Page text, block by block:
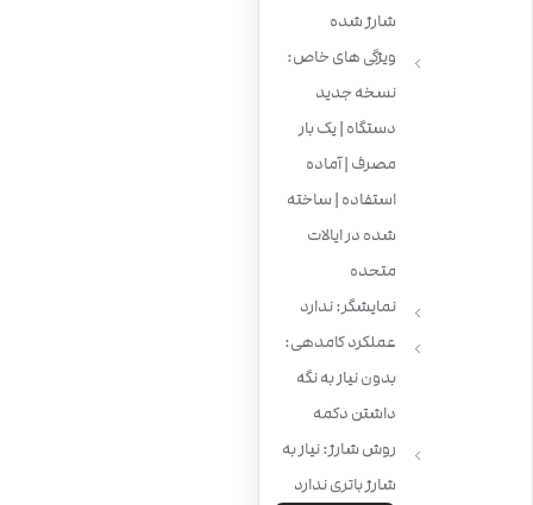
شارژ شده
ویژگی های خاص:
نسخه جدید
دستگاه | یک بار
مصرف | آماده
استفاده | ساخته
شده در ایالات
متحده
نمایشگر: ندارد
عملکرد کامدهی:
بدون نیاز به نگه
داشتن دکمه
روش شارژ: نیاز به
شارژ باتری ندارد